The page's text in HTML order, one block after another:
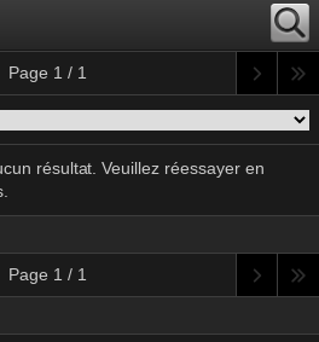
Page 1 / 1
résultat. Veuillez réessayer en
Page 1 / 1